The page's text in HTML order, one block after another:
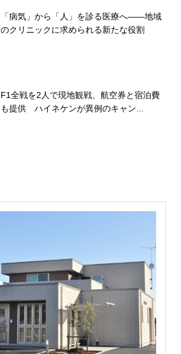
「病気」から「人」を診る医療へ――地域
のクリニックに求められる新たな役割
F1全戦を2人で現地観戦、航空券と宿泊費
も提供 ハイネケンが異例のキャン...